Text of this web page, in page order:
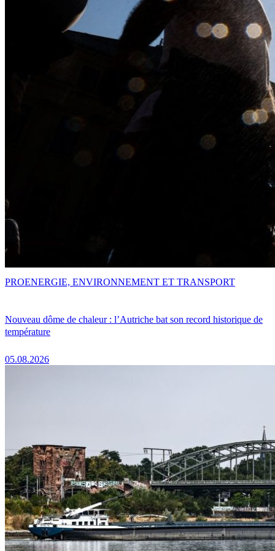
Nouveau dôme de chaleur : l’Autriche bat son record historique de
température
05.08.2026
PROENERGIE, ENVIRONNEMENT ET TRANSPORT